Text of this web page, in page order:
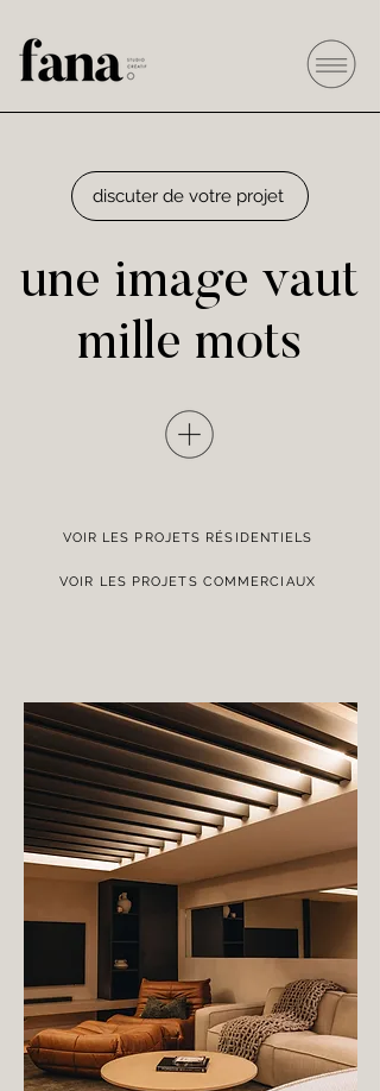
discuter de votre projet
une image vaut
mille mots
VOIR LES PROJETS RÉSIDENTIELS
VOIR LES PROJETS COMMERCIAUX